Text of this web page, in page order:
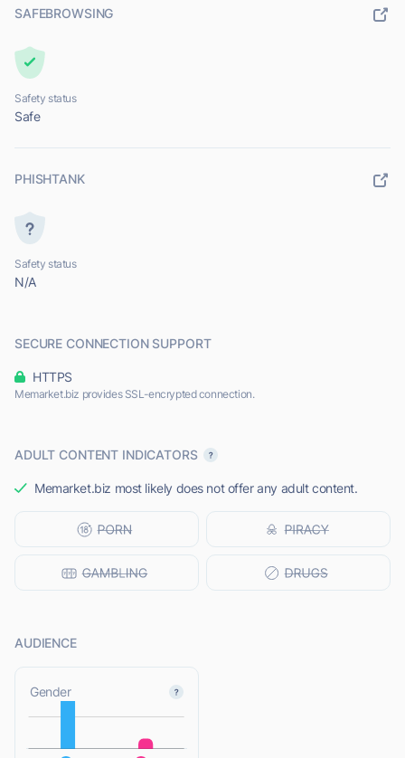
SAFEBROWSING
Safety status
Safe
PHISHTANK
Safety status
N/A
SECURE CONNECTION SUPPORT
HTTPS
Memarket.biz provides SSL-encrypted connection.
ADULT CONTENT INDICATORS
Memarket.biz most likely does not offer any adult content.
AUDIENCE
Gender